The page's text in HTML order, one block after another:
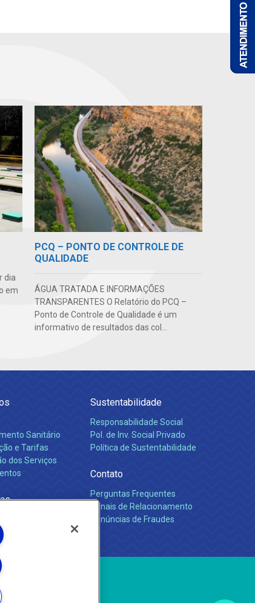
dia
em
PCQ – PONTO DE CONTROLE DE
QUALIDADE
ÁGUA TRATADA E INFORMAÇÕES
TRANSPARENTES O Relatório do PCQ –
Ponto de Controle de Qualidade é um
informativo de resultados das col...
Sanitário
e Tarifas
dos Serviços
Sustentabilidade
Responsabilidade Social
Pol. de Inv. Social Privado
Política de Sustentabilidade
Contato
Perguntas Frequentes
Canais de Relacionamento
Denúncias de Fraudes